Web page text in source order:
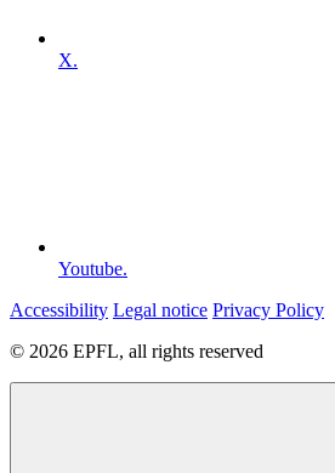
X.
Youtube.
Accessibility Legal notice Privacy Policy
© 2026 EPFL, all rights reserved